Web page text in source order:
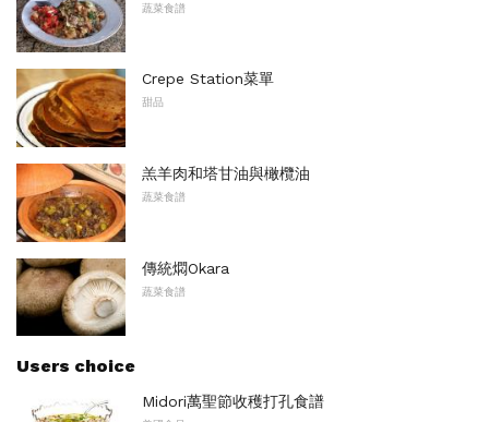
蔬菜食譜
Crepe Station菜單
甜品
羔羊肉和塔甘油與橄欖油
蔬菜食譜
傳統燜Okara
蔬菜食譜
Users choice
Midori萬聖節收穫打孔食譜